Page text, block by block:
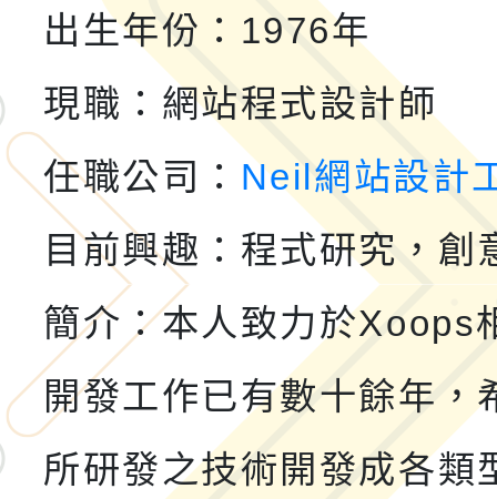
小時認證研習計畫」
義教育推展貢獻獎」實
轉知桃園市政府交通局
共運輸服務，鼓勵民眾
桃「我的減碳存摺2.0
案，詳如說明，請參閱
115年第二屆全國原住
2026年新北亞洲盃暨
鐵人三項錦標賽
桃園市115學年度學生
「2026年『王牌愛／
運動系列徵選頒獎典禮
成果展」
2026城鎮韌性防空演習
桃園市大溪自造教育及
年八月份教師研習
國立成功大學辦理「台
出生年份：1976年
現職：網站程式設計師
任職公司： Neil網站設計
目前興趣：程式研究，創
簡介：本人致力於Xoops
開發工作已有數十餘年，
所研發之技術開發成各類